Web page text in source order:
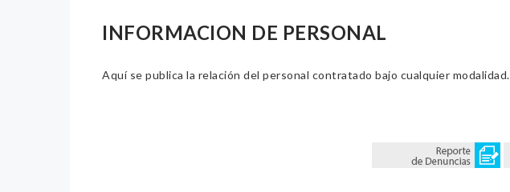
INFORMACION DE PERSONAL
Aquí se publica la relación del personal contratado bajo cualquier modalidad.